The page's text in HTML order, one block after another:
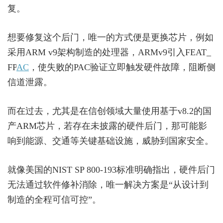
复。
想要修复这个后门，唯一的方式便是更换芯片，例如
采用ARM v9架构制造的处理器，ARMv9引入FEAT_
FPAC ，使失败的PAC验证立即触发硬件故障，阻断侧
信道泄露。
而在过去，尤其是在信创领域大量使用基于v8.2的国
产ARM芯片，若存在未披露的硬件后门，那可能影
响到能源、交通等关键基础设施，威胁到国家安全。
就像美国的NIST SP 800-193标准明确指出，硬件后门
无法通过软件修补消除，唯一解决方案是“从设计到
制造的全程可信可控”。